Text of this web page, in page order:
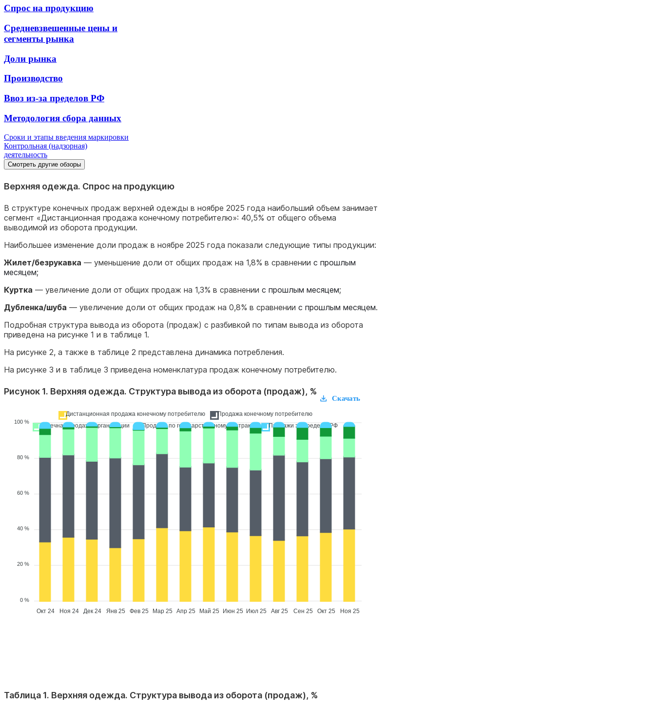
Спрос на продукцию
Средневзвешенные цены и
сегменты рынка
Доли рынка
Производство
Ввоз из-за пределов РФ
Методология сбора данных
Сроки и этапы введения маркировки
Контрольная (надзорная)
деятельность
Смотреть другие обзоры
Верхняя одежда. Спрос на продукцию
В структуре конечных продаж верхней одежды в ноябре 2025 года наибольший объем занимает
сегмент «Дистанционная продажа конечному потребителю»: 40,5% от общего объема
выводимой из оборота продукции.
Наибольшее изменение доли продаж в ноябре 2025 года показали следующие типы продукции:
Жилет/безрукавка — уменьшение доли от общих продаж на 1,8% в сравнении с прошлым
месяцем;
Куртка — увеличение доли от общих продаж на 1,3% в сравнении с прошлым месяцем;
Дубленка/шуба — увеличение доли от общих продаж на 0,8% в сравнении с прошлым месяцем.
Подробная структура вывода из оборота (продаж) с разбивкой по типам вывода из оборота
приведена на рисунке 1 и в таблице 1.
На рисунке 2, а также в таблице 2 представлена динамика потребления.
На рисунке 3 и в таблице 3 приведена номенклатура продаж конечному потребителю.
Рисунок 1. Верхняя одежда. Структура вывода из оборота (продаж), %
Дистанционная продажа конечному потребителю
Продажа конечному потребителю
Конечная продажа организации
Продажа по государственному контракту Продажи за пределы РФ
100 %
80 %
60 %
40 %
20 %
0 %
Окт 24 Ноя 24 Дек 24 Янв 25 Фев 25 Мар 25 Апр 25 Май 25 Июн 25 Июл 25 Авг 25 Сен 25 Окт 25 Ноя 25
Скачать
Таблица 1. Верхняя одежда. Структура вывода из оборота (продаж), %